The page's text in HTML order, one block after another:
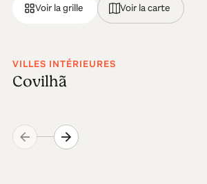
Voir la grille Voir la carte
VILLES INTÉRIEURES
Covilhã